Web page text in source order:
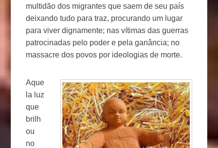
multidão dos migrantes que saem de seu país
deixando tudo para traz, procurando um lugar
para viver dignamente; nas vítimas das guerras
patrocinadas pelo poder e pela ganância; no
massacre dos povos por ideologias de morte.
Aque
la luz
que
brilh
ou
no